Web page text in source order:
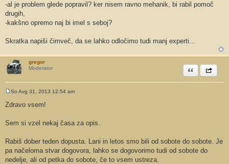
-al je problem glede popravil? ker nisem ravno mehanik, bi rabil pomoč
drugih,
-kakšno opremo naj bi imel s seboj?
Skratka napiši čimveč, da se lahko odločimo tudi manj experti...
gregor
Moderator
CitiramShare
d
g
o
So Avg 31, 2013 12:54 am
Zdravo vsem!
Sem si vzel nekaj časa za opis.
Rabiš dober teden dopusta. Lani in letos smo bili od sobote do sobote. Je
pa načeloma stvar dogovora, lahko se dogovorimo tudi od sobote do
nedelje, ali od petka do sobote, če to vsem ustreza.